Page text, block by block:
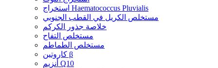
استخراج Haematococcus Pluvialis
مستخلص الكريل في القطب الجنوبي
خلاصة جذور الكركم
مستخلص التفاح
مستخلص الطماطم
كاروتين β
أنزيم Q10